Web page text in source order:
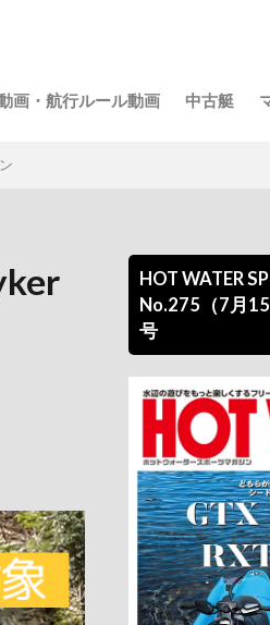
画・航行ルール動画 中古艇
HOT WATER
No.275（7月
号